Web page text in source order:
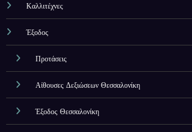
Καλλιτέχνες
Έξοδος
Προτάσεις
Αίθουσες Δεξιώσεων Θεσσαλονίκη
Έξοδος Θεσσαλονίκη